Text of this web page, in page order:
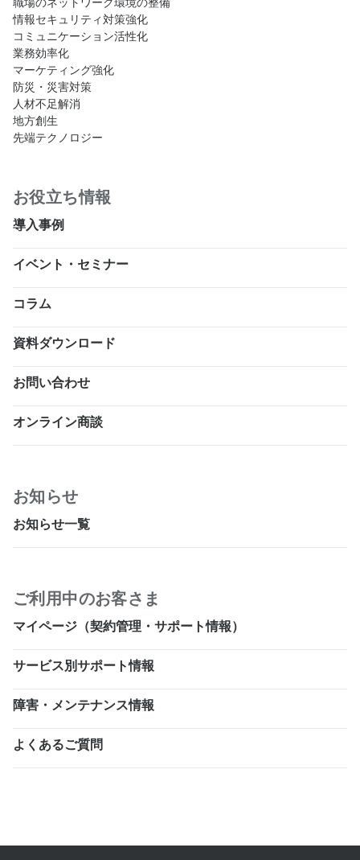
情報セキュリティ対策強化
コミュニケーション活性化
業務効率化
マーケティング強化
防災・災害対策
人材不足解消
地方創生
先端テクノロジー
お役立ち情報
導入事例
イベント・セミナー
コラム
資料ダウンロード
お問い合わせ
オンライン商談
お知らせ
お知らせ一覧
ご利用中のお客さま
マイページ（契約管理・サポート情報）
サービス別サポート情報
障害・メンテナンス情報
よくあるご質問